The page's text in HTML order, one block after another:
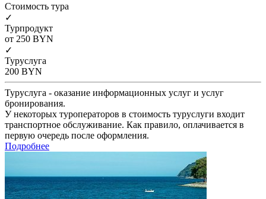
Cтоимость тура
✓
Турпродукт
от 250 BYN
✓
Туруслуга
200 BYN
Туруслуга - оказание информационных услуг и услуг
бронирования.
У некоторых туроператоров в стоимость туруслуги входит
транспортное обслуживание. Как правило, оплачивается в
первую очередь после оформления.
Подробнее